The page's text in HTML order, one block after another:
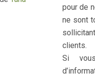
pour de
ne sont
clients.
Si